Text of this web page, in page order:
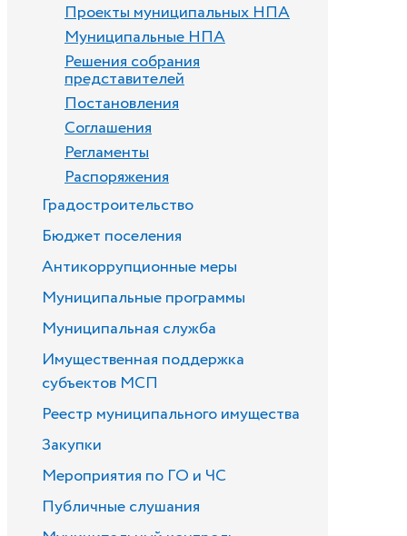
Проекты муниципальных НПА
Муниципальные НПА
Решения собрания
представителей
Постановления
Соглашения
Регламенты
Распоряжения
Градостроительство
Бюджет поселения
Антикоррупционные меры
Муниципальные программы
Муниципальная служба
Имущественная поддержка
субъектов МСП
Реестр муниципального имущества
Закупки
Мероприятия по ГО и ЧС
Публичные слушания